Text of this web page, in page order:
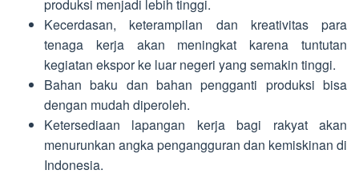
produksi menjadi lebih tinggi.
Kecerdasan, keterampilan dan kreativitas para
tenaga kerja akan meningkat karena tuntutan
kegiatan ekspor ke luar negeri yang semakin tinggi.
Bahan baku dan bahan pengganti produksi bisa
dengan mudah diperoleh.
Ketersediaan lapangan kerja bagi rakyat akan
menurunkan angka pengangguran dan kemiskinan di
Indonesia.